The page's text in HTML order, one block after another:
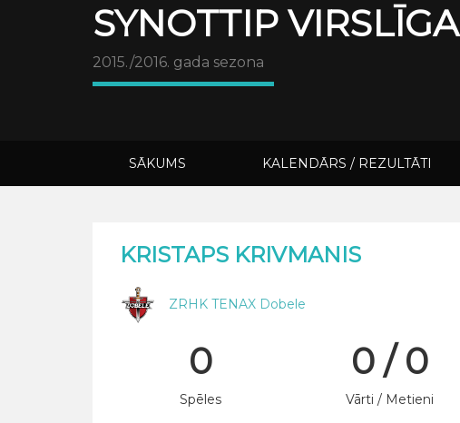
SYNOTTIP VIRSLĪGA
2015./2016. gada sezona
SĀKUMS KALENDĀRS / REZULTĀTI
KRISTAPS KRIVMANIS
ZRHK TENAX Dobele
0
Spēles
0 / 0
Vārti / Metieni